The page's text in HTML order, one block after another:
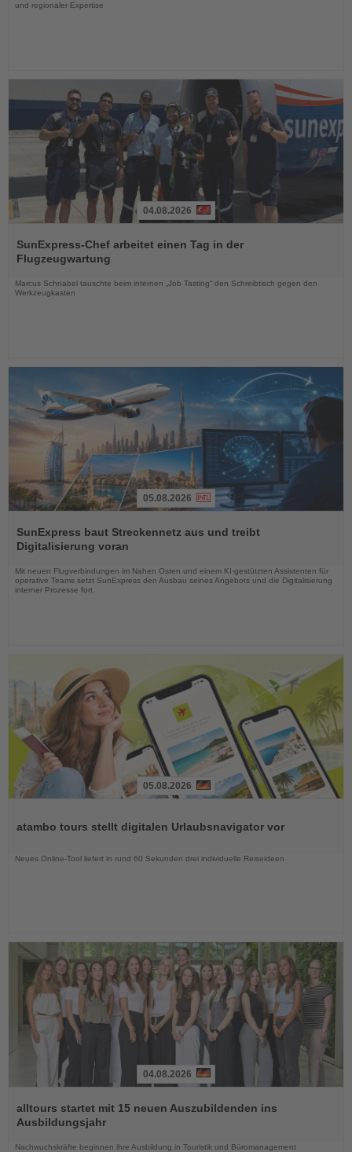
und regionaler Expertise
Sie
die
Nachrichten
04.08.2026
SunExpress-Chef arbeitet einen Tag in der
Flugzeugwartung
Marcus Schnabel tauschte beim internen „Job Tasting“ den Schreibtisch gegen den
Werkzeugkasten
Sie
die
Nachrichten
05.08.2026
SunExpress baut Streckennetz aus und treibt
Digitalisierung voran
Mit neuen Flugverbindungen im Nahen Osten und einem KI-gestützten Assistenten für
operative Teams setzt SunExpress den Ausbau seines Angebots und die Digitalisierung
interner Prozesse fort.
die
05.08.2026
atambo tours stellt digitalen Urlaubsnavigator vor
Neues Online-Tool liefert in rund 60 Sekunden drei individuelle Reiseideen
Sie
die
04.08.2026
alltours startet mit 15 neuen Auszubildenden ins
Ausbildungsjahr
Nachwuchskräfte beginnen ihre Ausbildung in Touristik und Büromanagement